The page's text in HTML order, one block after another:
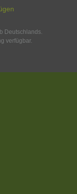
Deutschlands.
verfügbar.